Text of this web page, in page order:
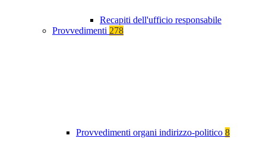
Recapiti dell'ufficio responsabile
Provvedimenti 278
Provvedimenti organi indirizzo-politico 8